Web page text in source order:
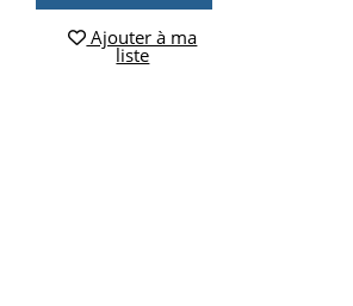
Ajouter à ma
liste